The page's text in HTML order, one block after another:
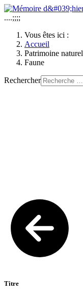
....;;;;
Vous êtes ici :
Accueil
Patrimoine naturel
Faune
Rechercher
Titre